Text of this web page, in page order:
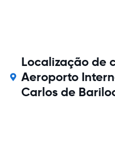
Localização de
Aeroporto
Carlos de